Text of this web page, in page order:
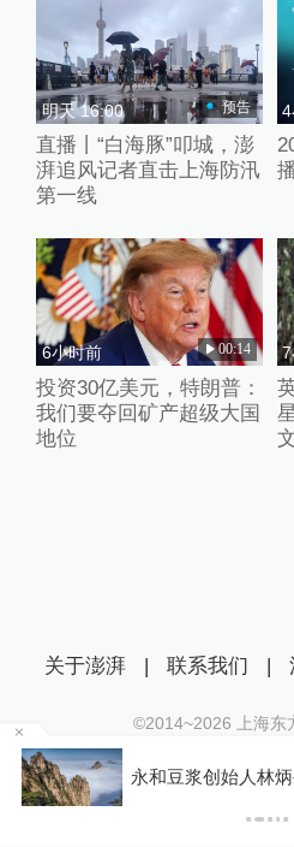
明天 16:00 预告
直播丨“白海豚”叩城，澎
湃追风记者直击上海防汛
第一线
6小时前 00:14
投资30亿美元，特朗普：
我们要夺回矿产超级大国
地位
永和豆浆创始人林炳生逝
关于澎湃 | 联系我们 |
©2014~2026 上海东
沪ICP证：沪B2-20170116 |
互联网新闻信息服务许
沪公网安备